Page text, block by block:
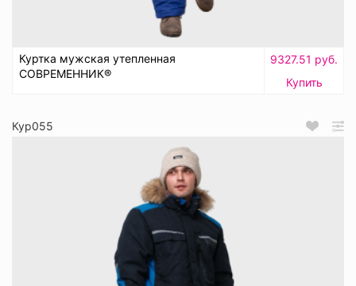
Куртка мужская утепленная
СОВРЕМЕННИК®
9327.51 руб.
Купить
Кур055